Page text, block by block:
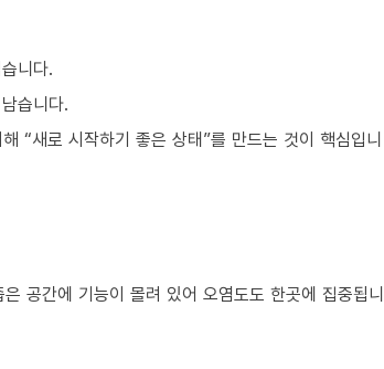
니다.
습니다.
“새로 시작하기 좋은 상태”를 만드는 것이 핵심입니
공간에 기능이 몰려 있어 오염도도 한곳에 집중됩니